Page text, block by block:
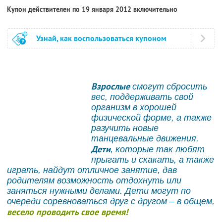
Купон действителен по 19 января 2012 включительно
Узнай, как воспользоваться купоном
Взрослыесмогут сбросить
вес, поддерживать свой
организм в хорошей
физической форме, а также
разучить новые
танцевальные движения.
Дети, которые так любят
прыгать и скакать, а также
играть, найдут отличное занятие, дав
родителям возможность отдохнуть или
заняться нужными делами. Дети могут по
очереди соревноваться друг с другом – в общем,
весело проводить свое время!